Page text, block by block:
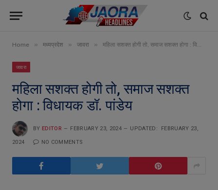
Home » मध्यप्रदेश » जावरा » महिला सशक्त होगी तो, समाज सशक्त होगा : विधायक डॉ. पांडेय
जावरा
महिला सशक्त होगी तो, समाज सशक्त
होगा : विधायक डॉ. पांडेय
BY EDITOR FEBRUARY 23, 2024 UPDATED: FEBRUARY 23,
2024 NO COMMENTS